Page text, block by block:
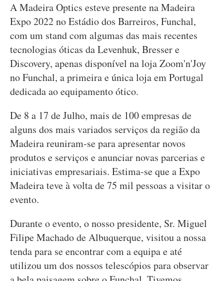
A Madeira Optics esteve presente na Madeira
Expo 2022 no Estádio dos Barreiros, Funchal,
com um stand com algumas das mais recentes
tecnologias óticas da Levenhuk, Bresser e
Discovery, apenas disponível na loja Zoom'n'Joy
no Funchal, a primeira e única loja em Portugal
dedicada ao equipamento ótico.
De 8 a 17 de Julho, mais de 100 empresas de
alguns dos mais variados serviços da região da
Madeira reuniram-se para apresentar novos
produtos e serviços e anunciar novas parcerias e
iniciativas empresariais. Estima-se que a Expo
Madeira teve à volta de 75 mil pessoas a visitar o
evento.
Durante o evento, o nosso presidente, Sr. Miguel
Filipe Machado de Albuquerque, visitou a nossa
tenda para se encontrar com a equipa e até
utilizou um dos nossos telescópios para observar